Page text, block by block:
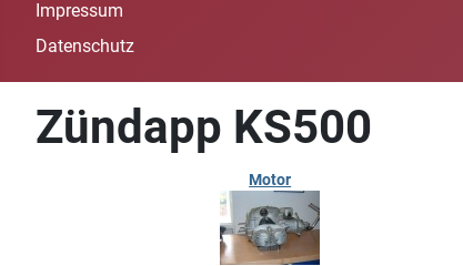
Impressum
Datenschutz
Zündapp KS500
Motor